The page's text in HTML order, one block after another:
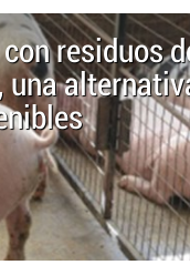
residuos
una